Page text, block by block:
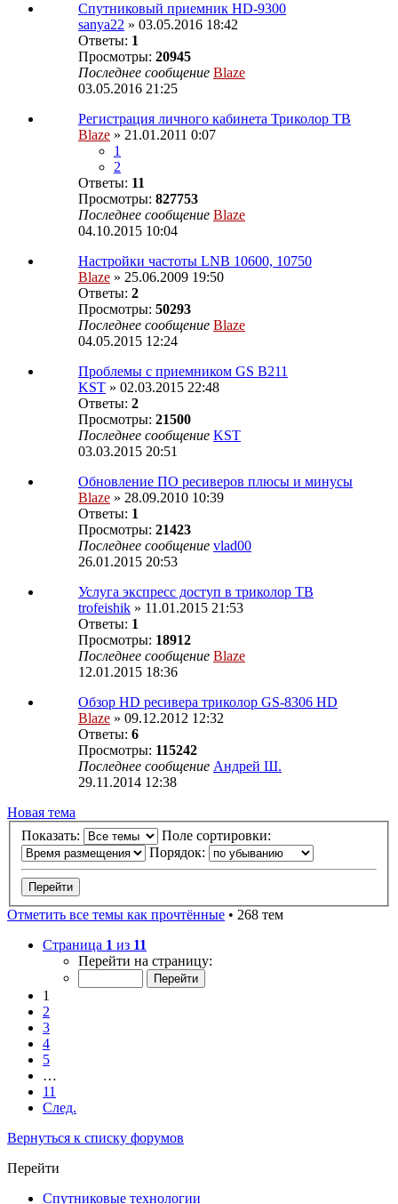
Спутниковый приемник HD-9300
sanya22 » 03.05.2016 18:42
Ответы: 1
Просмотры: 20945
Последнее сообщение Blaze
03.05.2016 21:25
Регистрация личного кабинета Триколор ТВ
Blaze » 21.01.2011 0:07
1
2
Ответы: 11
Просмотры: 827753
Последнее сообщение Blaze
04.10.2015 10:04
Настройки частоты LNB 10600, 10750
Blaze » 25.06.2009 19:50
Ответы: 2
Просмотры: 50293
Последнее сообщение Blaze
04.05.2015 12:24
Проблемы с приемником GS B211
KST » 02.03.2015 22:48
Ответы: 2
Просмотры: 21500
Последнее сообщение KST
03.03.2015 20:51
Обновление ПО ресиверов плюсы и минусы
Blaze » 28.09.2010 10:39
Ответы: 1
Просмотры: 21423
Последнее сообщение vlad00
26.01.2015 20:53
Услуга экспресс доступ в триколор ТВ
trofeishik » 11.01.2015 21:53
Ответы: 1
Просмотры: 18912
Последнее сообщение Blaze
12.01.2015 18:36
Обзор HD ресивера триколор GS-8306 HD
Blaze » 09.12.2012 12:32
Ответы: 6
Просмотры: 115242
Последнее сообщение Андрей Ш.
29.11.2014 12:38
Новая тема
Показать:
Поле сортировки:
Порядок:
Отметить все темы как прочтённые • 268 тем
Страница 1 из 11
Перейти на страницу:
1
2
3
4
5
…
11
След.
Вернуться к списку форумов
Перейти
Спутниковые технологии